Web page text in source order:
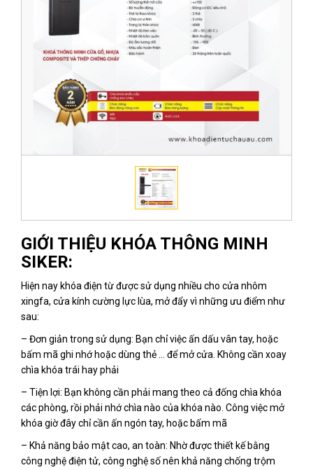
GIỚI THIỆU KHÓA THÔNG MINH
SIKER:
Hiện nay khóa điện từ được sử dụng nhiều cho cửa nhôm
xingfa, cửa kính cường lực lùa, mở đẩy vì những ưu điểm như
sau:
– Đơn giản trong sử dụng: Bạn chỉ việc ấn dấu vân tay, hoặc
bấm mã ghi nhớ hoặc dùng thẻ … để mở cửa. Không cần xoay
chìa khóa trái hay phải
– Tiện lợi: Bạn không cần phải mang theo cả đống chìa khóa
các phòng, rồi phải nhớ chìa nào của khóa nào. Công việc mở
khóa giờ đây chỉ cần ấn ngón tay, hoặc bấm mã
– Khả năng bảo mật cao, an toàn: Nhờ được thiết kế bằng
công nghệ điện tử, công nghệ số nên khả năng chống trộm